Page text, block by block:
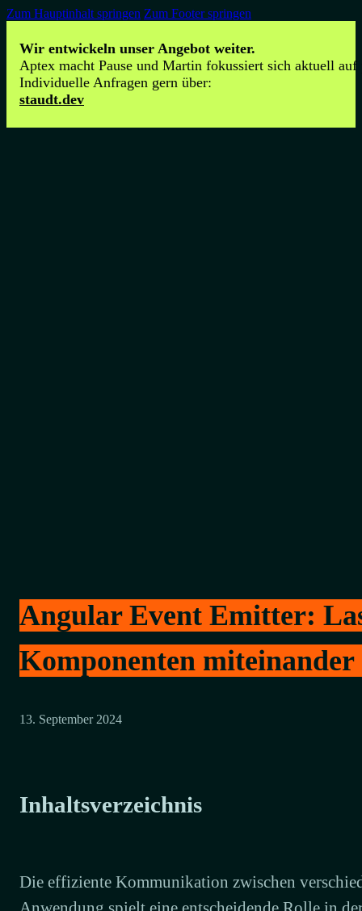
Zum Hauptinhalt springen Zum Footer springen
Wir entwickeln unser Angebot weiter.
Aptex macht Pause und Martin fokussiert sich aktuell auf
Individuelle Anfragen gern über:
staudt.dev
Angular Event Emitter:
Komponenten miteinander
13. September 2024
Inhaltsverzeichnis
Die effiziente Kommunikation zwischen